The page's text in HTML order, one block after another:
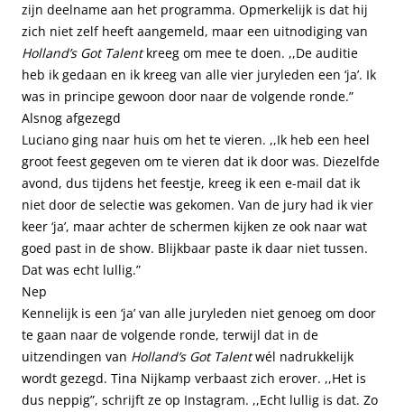
zijn deelname aan het programma. Opmerkelijk is dat hij
zich niet zelf heeft aangemeld, maar een uitnodiging van
Holland’s Got Talentkreeg om mee te doen. ,,De auditie
heb ik gedaan en ik kreeg van alle vier juryleden een ‘ja’. Ik
was in principe gewoon door naar de volgende ronde.”
Alsnog afgezegd
Luciano ging naar huis om het te vieren. ,,Ik heb een heel
groot feest gegeven om te vieren dat ik door was. Diezelfde
avond, dus tijdens het feestje, kreeg ik een e-mail dat ik
niet door de selectie was gekomen. Van de jury had ik vier
keer ‘ja’, maar achter de schermen kijken ze ook naar wat
goed past in de show. Blijkbaar paste ik daar niet tussen.
Dat was echt lullig.”
Nep
Kennelijk is een ‘ja’ van alle juryleden niet genoeg om door
te gaan naar de volgende ronde, terwijl dat in de
uitzendingen van Holland’s Got Talentwél nadrukkelijk
wordt gezegd. Tina Nijkamp verbaast zich erover. ,,Het is
dus neppig”, schrijft ze op Instagram. ,,Echt lullig is dat. Zo